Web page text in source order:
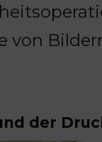
von
der